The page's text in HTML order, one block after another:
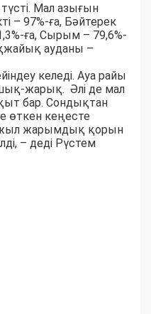
Мал азығын
– 97%-ға, Бәйтерек
ға, Сырым – 79,6%-
ауданы –
келеді. Ауа райы
жарық. Әлі де мал
бар. Сондықтан
өткен кеңесте
жарымдық қорын
– деді Рүстем